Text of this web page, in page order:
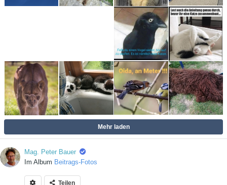
Mehr laden
Mag. Peter Bauer
Im Album Beitrags-Fotos
Teilen